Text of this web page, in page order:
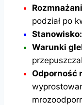
podział po
Stanowisko:
Warunki
Odporność